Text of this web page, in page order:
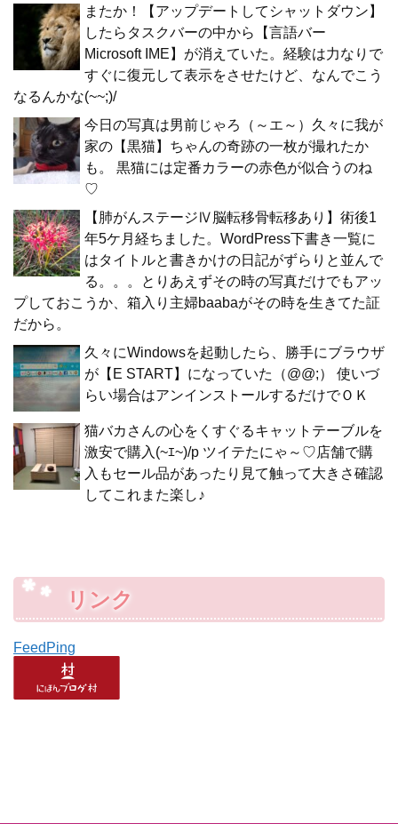
またか！【アップデートしてシャットダウン】
したらタスクバーの中から【言語バー
Microsoft IME】が消えていた。経験は力なりで
すぐに復元して表示をさせたけど、なんでこう
なるんかな(~~;)/
今日の写真は男前じゃろ（～エ～）久々に我が
家の【黒猫】ちゃんの奇跡の一枚が撮れたか
も。 黒猫には定番カラーの赤色が似合うのね
♡
【肺がんステージⅣ脳転移骨転移あり】術後1
年5ケ月経ちました。WordPress下書き一覧に
はタイトルと書きかけの日記がずらりと並んで
る。。。とりあえずその時の写真だけでもアッ
プしておこうか、箱入り主婦baabaがその時を生きてた証
だから。
久々にWindowsを起動したら、勝手にブラウザ
が【E START】になっていた（@@;） 使いづ
らい場合はアンインストールするだけでＯＫ
猫バカさんの心をくすぐるキャットテーブルを
激安で購入(~ｴ~)/p ツイテたにゃ～♡店舗で購
入もセール品があったり見て触って大きさ確認
してこれまた楽し♪
リンク
FeedPing